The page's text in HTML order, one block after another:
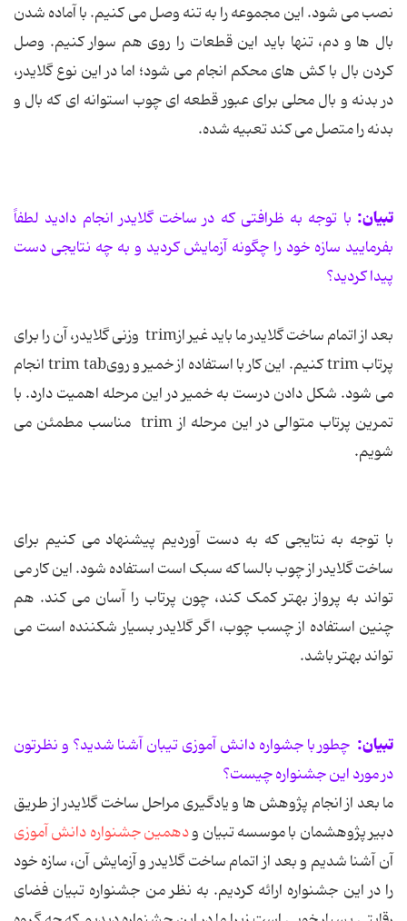
نصب می شود. این مجموعه را به تنه وصل می کنیم. با آماده شدن
بال ها و دم، تنها باید این قطعات را روی هم سوار کنیم. وصل
کردن بال با کش های محکم انجام می شود؛ اما در این نوع گلایدر،
در بدنه و بال محلی برای عبور قطعه ای چوب استوانه ای که بال و
بدنه را متصل می کند تعبیه شده.
تبیان: با توجه به ظرافتی که در ساخت گلایدر انجام دادید لطفاً
بفرمایید سازه خود را چگونه آزمایش کردید و به چه نتایجی دست
پیدا کردید؟
بعد از اتمام ساخت گلایدر ما باید غیر ازtrim وزنی گلایدر، آن را برای
پرتاب trim کنیم. این کار با استفاده از خمیر و رویtrim tab انجام
می شود. شکل دادن درست به خمیر در این مرحله اهمیت دارد. با
تمرین پرتاب متوالی در این مرحله از trim مناسب مطمئن می
شویم.
با توجه به نتایجی که به دست آوردیم پیشنهاد می کنیم برای
ساخت گلایدر از چوب بالسا که سبک است استفاده شود. این کار می
تواند به پرواز بهتر کمک کند، چون پرتاب را آسان می کند. هم
چنین استفاده از چسب چوب، اگر گلایدر بسیار شکننده است می
تواند بهتر باشد.
تبیان: چطور با جشواره دانش آموزی تیبان آشنا شدید؟ و نظرتون
در مورد این جشنواره چیست؟
ما بعد از انجام پژوهش ها و یادگیری مراحل ساخت گلایدر از طریق
دبیر پژوهشمان با موسسه تبیان ودهمین جشنواره دانش آموزی
آن آشنا شدیم و بعد از اتمام ساخت گلایدر و آزمایش آن، سازه خود
را در این جشنواره ارائه کردیم. به نظر من جشنواره تبیان فضای